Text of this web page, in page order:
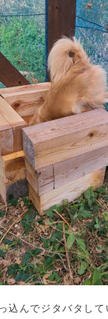
込んでジタバタして